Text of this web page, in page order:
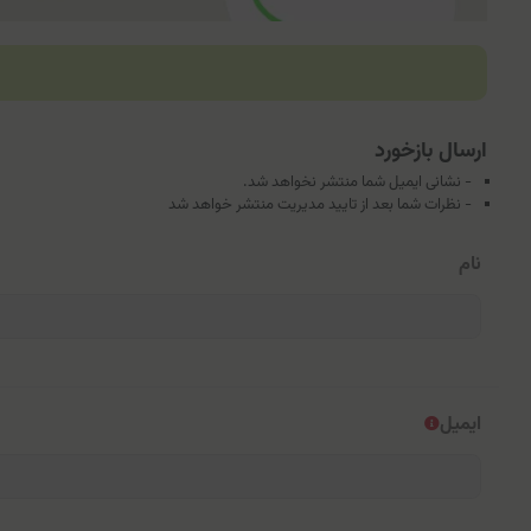
ارسال بازخورد
- نشانی ایمیل شما منتشر نخواهد شد.
- نظرات شما بعد از تایید مدیریت منتشر خواهد شد
نام
ایمیل